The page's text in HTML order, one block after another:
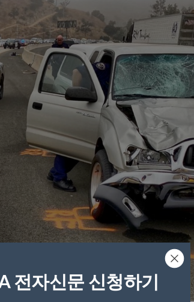
전자신문 신청하기